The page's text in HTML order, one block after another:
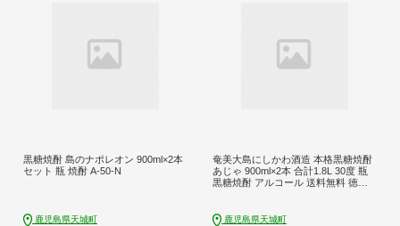
黒糖焼酎 島のナポレオン 900ml×2本
セット 瓶 焼酎 A-50-N
鹿児島県天城町
奄美大島にしかわ酒造 本格黒糖焼酎
あじゃ 900ml×2本 合計1.8L 30度 瓶
黒糖焼酎 アルコール 送料無料 徳之
鹿児島県天城町